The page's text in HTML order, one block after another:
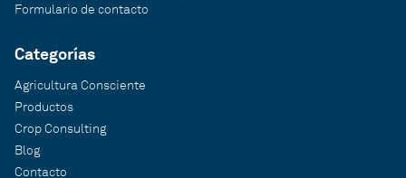
Formulario de contacto
Categorías
Agricultura Consciente
Productos
Crop Consulting
Blog
Contacto